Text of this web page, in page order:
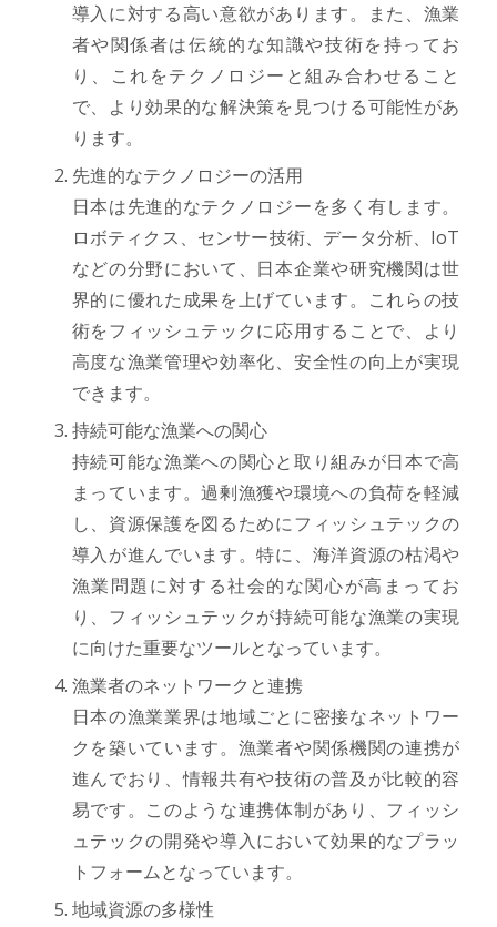
導入に対する高い意欲があります。また、漁業
者や関係者は伝統的な知識や技術を持ってお
り、これをテクノロジーと組み合わせること
で、より効果的な解決策を見つける可能性があ
ります。
先進的なテクノロジーの活用
日本は先進的なテクノロジーを多く有します。
ロボティクス、センサー技術、データ分析、IoT
などの分野において、日本企業や研究機関は世
界的に優れた成果を上げています。これらの技
術をフィッシュテックに応用することで、より
高度な漁業管理や効率化、安全性の向上が実現
できます。
持続可能な漁業への関心
持続可能な漁業への関心と取り組みが日本で高
まっています。過剰漁獲や環境への負荷を軽減
し、資源保護を図るためにフィッシュテックの
導入が進んでいます。特に、海洋資源の枯渇や
漁業問題に対する社会的な関心が高まってお
り、フィッシュテックが持続可能な漁業の実現
に向けた重要なツールとなっています。
漁業者のネットワークと連携
日本の漁業業界は地域ごとに密接なネットワー
クを築いています。漁業者や関係機関の連携が
進んでおり、情報共有や技術の普及が比較的容
易です。このような連携体制があり、フィッシ
ュテックの開発や導入において効果的なプラッ
トフォームとなっています。
地域資源の多様性